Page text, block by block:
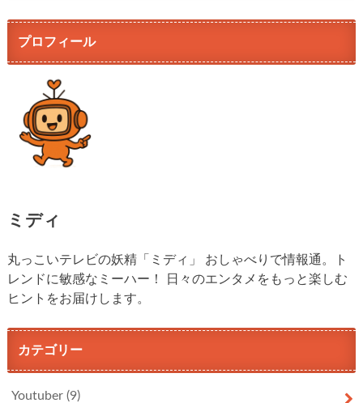
プロフィール
ミディ
丸っこいテレビの妖精「ミディ」 おしゃべりで情報通。ト
レンドに敏感なミーハー！ 日々のエンタメをもっと楽しむ
ヒントをお届けします。
カテゴリー
Youtuber (9)